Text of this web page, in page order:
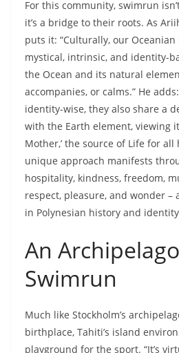
and 30 degrees Celsius,
for swimming.
An XXL
to Adventure
The Te Pari Swimrun,
Tahiti’s peninsula, represents
challenge. The spirit of hero
the course. His legend serves as
Te Pari Swimrun, calling for
transcendence, and values of
an event that draws athletes
join the prestigious Ötillö Merit
Swimrun club, keeps growing
regular training sessions, a
connections and share swimrun